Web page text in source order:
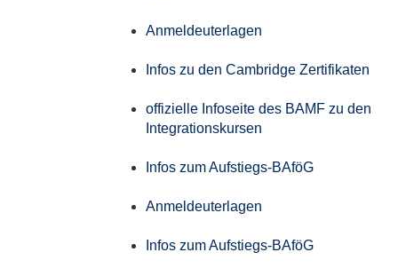
Anmeldeuterlagen
Infos zu den Cambridge Zertifikaten
offizielle Infoseite des BAMF zu den
Integrationskursen
Infos zum Aufstiegs-BAföG
Anmeldeuterlagen
Infos zum Aufstiegs-BAföG